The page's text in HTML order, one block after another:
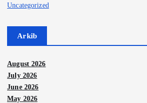
Uncategorized
Arkib
August 2026
July 2026
June 2026
May 2026